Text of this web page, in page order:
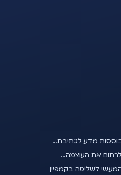
לשליטה בקמפיין